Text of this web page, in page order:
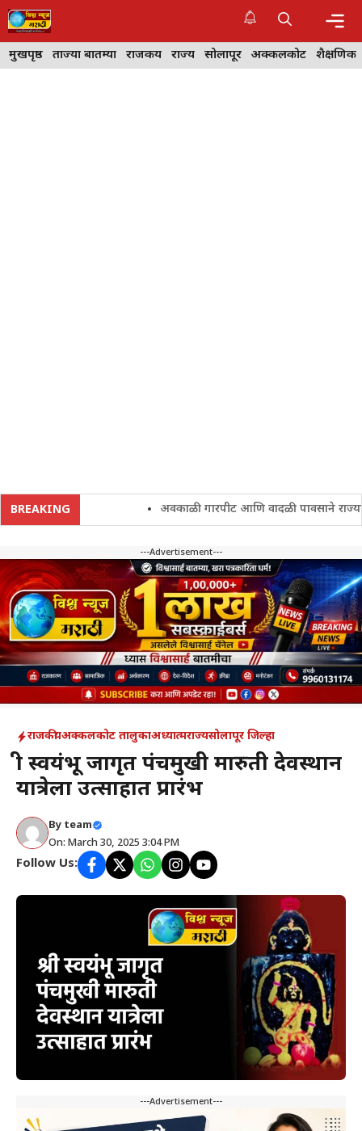
Skip
to
content
मुखपृष्ठ ताज्या बातम्या राजकीय राज्य सोलापूर अक्कलकोट शैक्षणिक
BREAKING अवकाळी गारपीट आणि वादळी पावसाने
---Advertisement---
राजकीयअक्कलकोट तालुकाअध्यात्मराज्यसोलापूर जिल्हा
श्री स्वयंभू जागृत पंचमुखी मारुती देवस्थान
यात्रेला उत्साहात प्रारंभ
By team
On: March 30, 2025 3:04 PM
Follow Us:
---Advertisement---